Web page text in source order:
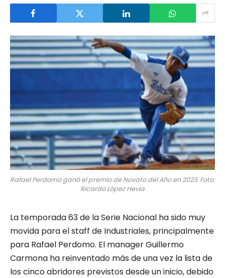
Rafael Perdomo ganó el premio de Novato del Año en 2023. Foto:
Ricardo López Hevia
La temporada 63 de la Serie Nacional ha sido muy
movida para el staff de Industriales, principalmente
para Rafael Perdomo. El manager Guillermo
Carmona ha reinventado más de una vez la lista de
los cinco abridores previstos desde un inicio, debido